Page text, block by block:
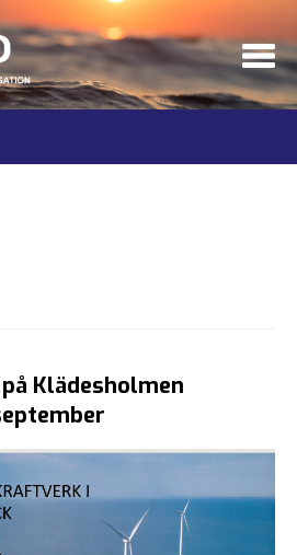
Klädesholmen